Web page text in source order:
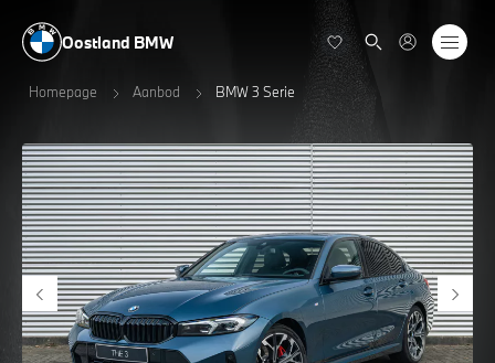
Oostland BMW
Homepage Aanbod BMW 3 Serie